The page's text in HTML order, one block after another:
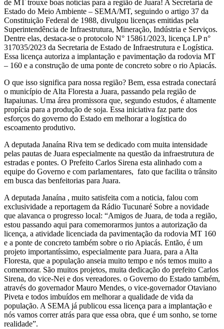
de MT trouxe boas notícias para a região de Juara! A Secretaria de
Estado do Meio Ambiente – SEMA/MT, seguindo o artigo 37 da
Constituição Federal de 1988, divulgou licenças emitidas pela
Superintendência de Infraestrutura, Mineração, Indústria e Serviços.
Dentre elas, destaca-se o protocolo N° 15861/2023, licença LP n°
317035/2023 da Secretaria de Estado de Infraestrutura e Logística.
Essa licença autoriza a implantação e pavimentação da rodovia MT
– 160 e a construção de uma ponte de concreto sobre o rio Apiacás.
O que isso significa para nossa região? Bem, essa estrada conectará
o município de Alta Floresta a Juara, passando pela região de
Itapaiunas. Uma área promissora que, segundo estudos, é altamente
propícia para a produção de soja. Essa iniciativa faz parte dos
esforços do governo do Estado em melhorar a logística do
escoamento produtivo.
A deputada Janaína Riva tem se dedicado com muita intensidade
pelas pautas de Juara especialmente na questão da infraestrutura de
estradas e pontes. O Prefeito Carlos Sirena esta alinhado com a
equipe do Governo e com parlamentares, fato que facilita o trânsito
em busca das benfeitorias para Juara.
A deputada Janaína , muito satisfeita com a noticia, falou com
exclusividade a reportagem da Rádio Tucunaré Sobre a novidade
que alavanca o progresso local: “Amigos de Juara, de toda a região,
estou passando aqui para comemorarmos juntos a autorização da
licença, a atividade licenciada da pavimentação da rodovia MT 160
e a ponte de concreto também sobre o rio Apiacás. Então, é um
projeto importantíssimo, especialmente para Juara, para a Alta
Floresta, que a população anseia muito tempo e nós temos muito a
comemorar. São muitos projetos, muita dedicação do prefeito Carlos
Sirena, do vice-Nei e dos vereadores. o Governo do Estado também,
através do governador Mauro Mendes, o vice-governador Otaviano
Piveta e todos imbuídos em melhorar a qualidade de vida da
população. A SEMA já publicou essa licença para a implantação e
nós vamos correr atrás para que essa obra, que é um sonho, se torne
realidade”.